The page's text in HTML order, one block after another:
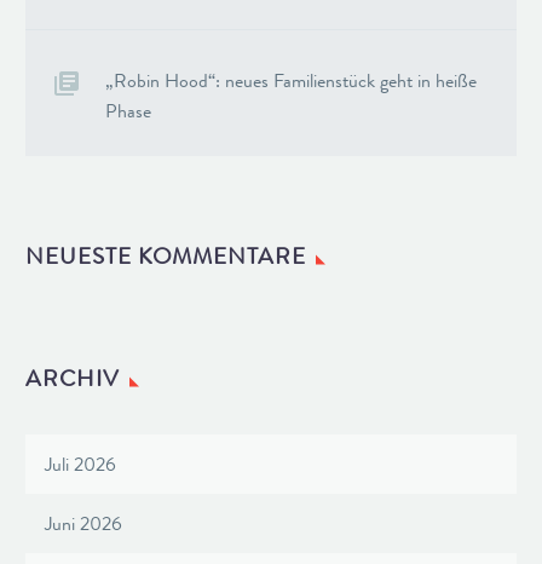
„Robin Hood“: neues Familienstück geht in heiße
Phase
NEUESTE KOMMENTARE
ARCHIV
Juli 2026
Juni 2026